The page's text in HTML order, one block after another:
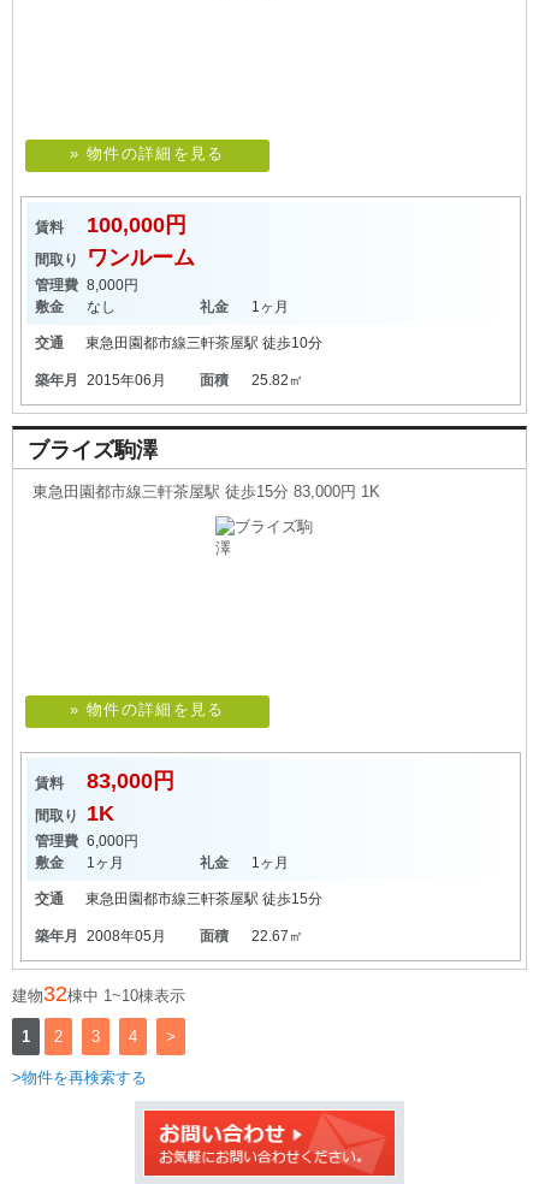
» 物件の詳細を見る
賃料 100,000円
間取り ワンルーム
管理費 8,000円
敷金
なし 礼金 1ヶ月
交通 東急田園都市線三軒茶屋駅 徒歩10分
築年月 2015年06月 面積 25.82㎡
ブライズ駒澤
東急田園都市線三軒茶屋駅 徒歩15分 83,000円 1K
» 物件の詳細を見る
賃料 83,000円
間取り 1K
管理費 6,000円
敷金
1ヶ月 礼金 1ヶ月
交通 東急田園都市線三軒茶屋駅 徒歩15分
築年月 2008年05月 面積 22.67㎡
建物32棟中 1~10棟表示
1 2 3 4 >
>物件を再検索する